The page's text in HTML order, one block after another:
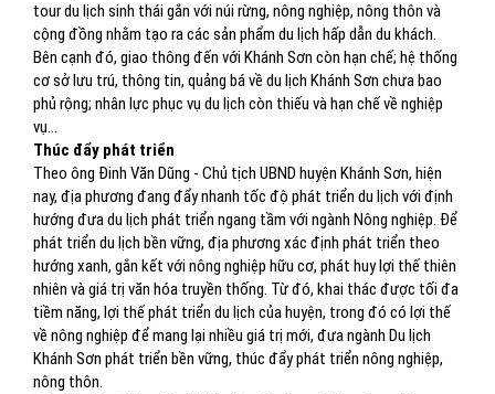
tour du lịch sinh thái gắn với núi rừng, nông nghiệp, nông thôn và
cộng đồng nhằm tạo ra các sản phẩm du lịch hấp dẫn du khách.
Bên cạnh đó, giao thông đến với Khánh Sơn còn hạn chế; hệ thống
cơ sở lưu trú, thông tin, quảng bá về du lịch Khánh Sơn chưa bao
phủ rộng; nhân lực phục vụ du lịch còn thiếu và hạn chế về nghiệp
vụ…
Thúc đẩy phát triển
Theo ông Đinh Văn Dũng - Chủ tịch UBND huyện Khánh Sơn, hiện
nay, địa phương đang đẩy nhanh tốc độ phát triển du lịch với định
hướng đưa du lịch phát triển ngang tầm với ngành Nông nghiệp. Để
phát triển du lịch bền vững, địa phương xác định phát triển theo
hướng xanh, gắn kết với nông nghiệp hữu cơ, phát huy lợi thế thiên
nhiên và giá trị văn hóa truyền thống. Từ đó, khai thác được tối đa
tiềm năng, lợi thế phát triển du lịch của huyện, trong đó có lợi thế
về nông nghiệp để mang lại nhiều giá trị mới, đưa ngành Du lịch
Khánh Sơn phát triển bền vững, thúc đẩy phát triển nông nghiệp,
nông thôn.